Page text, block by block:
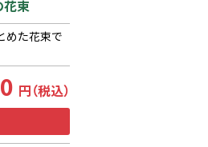
花束
めた花束で
円（税込）